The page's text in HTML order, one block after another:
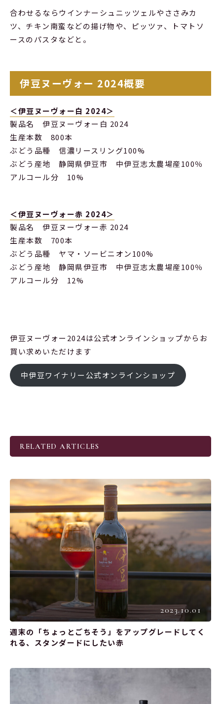
合わせるならウインナーシュニッツェルやささみカ
ツ、チキン南蛮などの揚げ物や、ピッツァ、トマトソ
ースのパスタなどと。
伊豆ヌーヴォー 2024概要
＜伊豆ヌーヴォー白 2024＞
製品名 伊豆ヌーヴォー白 2024
生産本数 800本
ぶどう品種 信濃リースリング100%
ぶどう産地 静岡県伊豆市 中伊豆志太農場産100％
アルコール分 10%
＜伊豆ヌーヴォー赤 2024＞
製品名 伊豆ヌーヴォー赤 2024
生産本数 700本
ぶどう品種 ヤマ・ソービニオン100%
ぶどう産地 静岡県伊豆市 中伊豆志太農場産100％
アルコール分 12%
伊豆ヌーヴォー2024は公式オンラインショップからお
買い求めいただけます
中伊豆ワイナリー公式オンラインショップ
RELATED ARTICLES
2023.10.01
週末の「ちょっとごちそう」をアップグレードしてく
れる、スタンダードにしたい赤